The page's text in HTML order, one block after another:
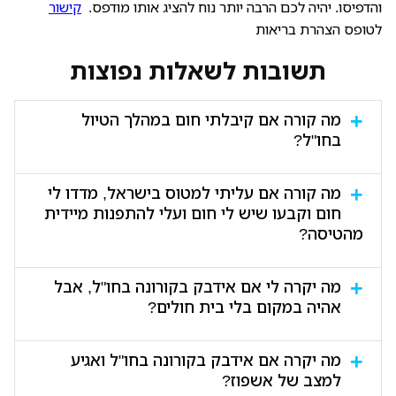
והדפיסו. יהיה לכם הרבה יותר נוח להציג אותו מודפס. קישור
לטופס הצהרת בריאות
תשובות לשאלות נפוצות
מה קורה אם קיבלתי חום במהלך הטיול
בחו"ל?
הביטוח אמור לכסות את הטיפול הרפואי בחו"ל, כולל דחיית
הטיסה וכל מה שכרוך בכך: שינוי תאריך חזרה, תשלום או
השתתפות בתשלום עבור ההוצאות הנוספות - לינה נוספת,
כרטיס טיסה חדש וכן הלאה.
מה קורה אם עליתי למטוס בישראל, מדדו לי
חום וקבעו שיש לי חום ועלי להתפנות מיידית
מהטיסה?
הביטוח אמור לכסות גם מקרה כזה, כולל שינוי כרטיס
טיסה.מה יקרה לי אם אידבק בקורונה בחו"ל, אבל
אהיה במקום בלי בית חולים?
אם עשיתם ביטוח נסיעות לחו"ל, אמור להיות לכם סעיף
של הטסה לבית חולים בעיר או מדינה אחרת, במידה ואתם
נמצאים במקום ללא בית חולים, או שיש בקרבתכם רק בית
מה יקרה אם אידבק בקורונה בחו"ל ואגיע
למצב של אשפוז?